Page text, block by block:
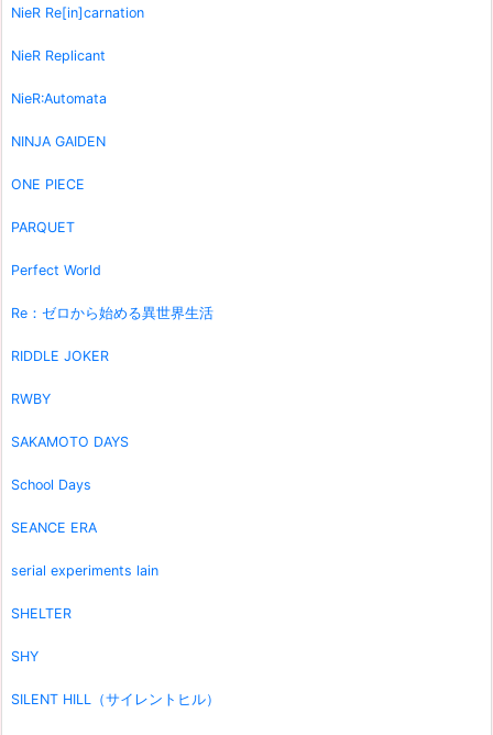
NieR Re[in]carnation
NieR Replicant
NieR:Automata
NINJA GAIDEN
ONE PIECE
PARQUET
Perfect World
Re：ゼロから始める異世界生活
RIDDLE JOKER
RWBY
SAKAMOTO DAYS
School Days
SEANCE ERA
serial experiments lain
SHELTER
SHY
SILENT HILL（サイレントヒル）